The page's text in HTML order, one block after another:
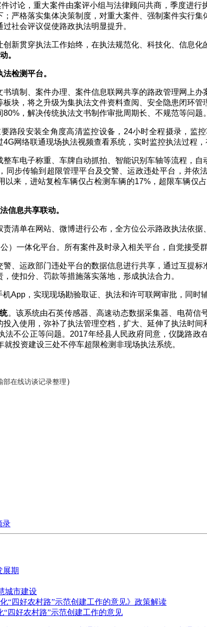
讨论，重大案件由案评小组与法律顾问共商，季度进
严格落实集体决策制度，对重大案件、强制案件实行
社会评议促使路政执法明显提升。
新贯穿执法工作始终，在执法规范化、科技化、信息化
。
检测平台。
书填制、案件办理、案件信息联网共享的路政管理网上
块，将之升级为集执法文件资料查阅、安全隐患闭环
80% ，解决传统执法文书制作审批周期长、不规范等问题。
路段安装全角度高清监控设备， 24小时全程摄录，监
4G网络联通现场执法视频查看系统，实时监控执法过程
整车电子称重、车牌自动抓拍、智能识别车轴等流程，
步传输到超限管理平台及交警、运政违处平台，并
以来，进站复检车辆仅占检测车辆的17%，超限车辆仅
信息共享联动。
清单在网站、微博进行公布，全方位公示路政执法依据
）一体化平台。所有案件及时录入相关平台，自觉接受
、运政部门违处平台的数据信息进行共享，通过互提
使扣分、罚款等措施落实落地，形成执法合力。
机App ，实现现场勘验取证、执法和许可联网审批，同时
。该系统由石英传感器、高速动态数据采集器、电荷信
入使用，弥补了执法管理空档，扩大、延伸了执法时
不公正等问题。 2017年经县人民政府同意，仪陇路政
投资建设三处不停车超限检测非现场执法系统。
部在线访谈记录整理）
录
展期
城市建设
“四好农村路”示范创建工作的意见》政策解读
四好农村路”示范创建工作的意见